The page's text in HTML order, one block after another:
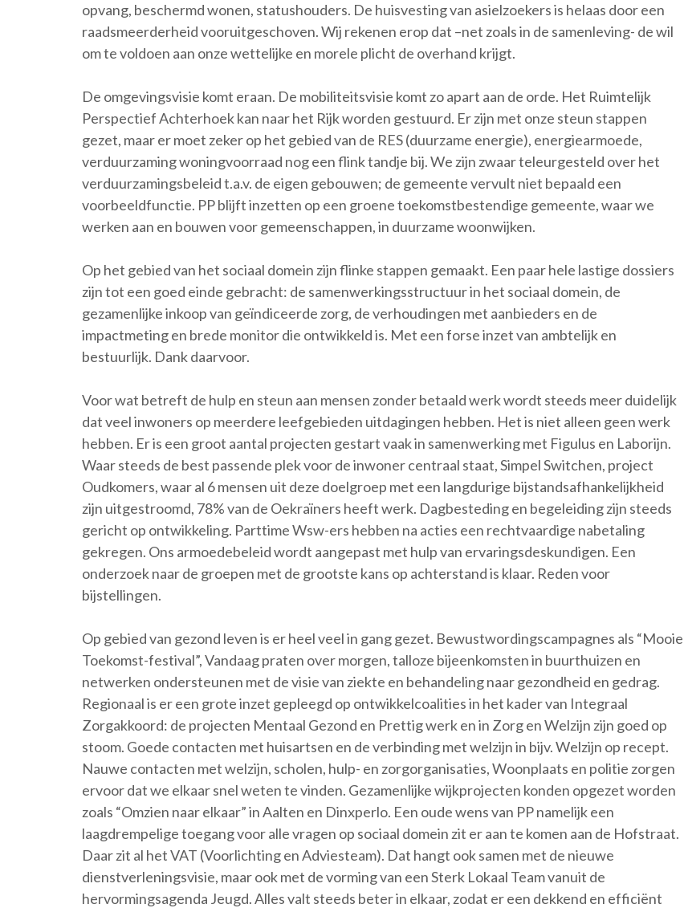
opvang, beschermd wonen, statushouders. De huisvesting van asielzoekers is helaas door een
raadsmeerderheid vooruitgeschoven. Wij rekenen erop dat –net zoals in de samenleving- de wil
om te voldoen aan onze wettelijke en morele plicht de overhand krijgt.
De omgevingsvisie komt eraan. De mobiliteitsvisie komt zo apart aan de orde. Het Ruimtelijk
Perspectief Achterhoek kan naar het Rijk worden gestuurd. Er zijn met onze steun stappen
gezet, maar er moet zeker op het gebied van de RES (duurzame energie), energiearmoede,
verduurzaming woningvoorraad nog een flink tandje bij. We zijn zwaar teleurgesteld over het
verduurzamingsbeleid t.a.v. de eigen gebouwen; de gemeente vervult niet bepaald een
voorbeeldfunctie. PP blijft inzetten op een groene toekomstbestendige gemeente, waar we
werken aan en bouwen voor gemeenschappen, in duurzame woonwijken.
Op het gebied van het sociaal domein zijn flinke stappen gemaakt. Een paar hele lastige dossiers
zijn tot een goed einde gebracht: de samenwerkingsstructuur in het sociaal domein, de
gezamenlijke inkoop van geïndiceerde zorg, de verhoudingen met aanbieders en de
impactmeting en brede monitor die ontwikkeld is. Met een forse inzet van ambtelijk en
bestuurlijk. Dank daarvoor.
Voor wat betreft de hulp en steun aan mensen zonder betaald werk wordt steeds meer duidelijk
dat veel inwoners op meerdere leefgebieden uitdagingen hebben. Het is niet alleen geen werk
hebben. Er is een groot aantal projecten gestart vaak in samenwerking met Figulus en Laborijn.
Waar steeds de best passende plek voor de inwoner centraal staat, Simpel Switchen, project
Oudkomers, waar al 6 mensen uit deze doelgroep met een langdurige bijstandsafhankelijkheid
zijn uitgestroomd, 78% van de Oekraïners heeft werk. Dagbesteding en begeleiding zijn steeds
gericht op ontwikkeling. Parttime Wsw-ers hebben na acties een rechtvaardige nabetaling
gekregen. Ons armoedebeleid wordt aangepast met hulp van ervaringsdeskundigen. Een
onderzoek naar de groepen met de grootste kans op achterstand is klaar. Reden voor
bijstellingen.
Op gebied van gezond leven is er heel veel in gang gezet. Bewustwordingscampagnes als “Mooie
Toekomst-festival”, Vandaag praten over morgen, talloze bijeenkomsten in buurthuizen en
netwerken ondersteunen met de visie van ziekte en behandeling naar gezondheid en gedrag.
Regionaal is er een grote inzet gepleegd op ontwikkelcoalities in het kader van Integraal
Zorgakkoord: de projecten Mentaal Gezond en Prettig werk en in Zorg en Welzijn zijn goed op
stoom. Goede contacten met huisartsen en de verbinding met welzijn in bijv. Welzijn op recept.
Nauwe contacten met welzijn, scholen, hulp- en zorgorganisaties, Woonplaats en politie zorgen
ervoor dat we elkaar snel weten te vinden. Gezamenlijke wijkprojecten konden opgezet worden
zoals “Omzien naar elkaar” in Aalten en Dinxperlo. Een oude wens van PP namelijk een
laagdrempelige toegang voor alle vragen op sociaal domein zit er aan te komen aan de Hofstraat.
Daar zit al het VAT (Voorlichting en Adviesteam). Dat hangt ook samen met de nieuwe
dienstverleningsvisie, maar ook met de vorming van een Sterk Lokaal Team vanuit de
hervormingsagenda Jeugd. Alles valt steeds beter in elkaar, zodat er een dekkend en efficiënt